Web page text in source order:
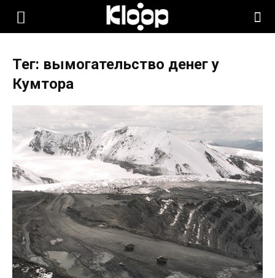
KLOOP.KG
Кыргызстана
Тег: вымогательство денег у
Кумтора